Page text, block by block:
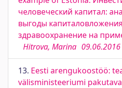
человеческий капитал:
выгоды
здравоохранение на
Hitrova, Marina 09.06.2016
13. Eesti arengukoostöö:
välisministeeriumi